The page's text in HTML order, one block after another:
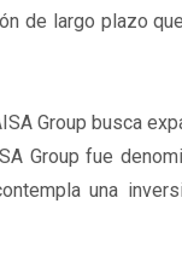
de largo plazo
Group busca
Group fue
una